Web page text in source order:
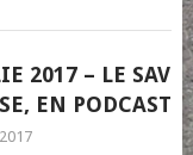
2017 – LE SAV
EN PODCAST